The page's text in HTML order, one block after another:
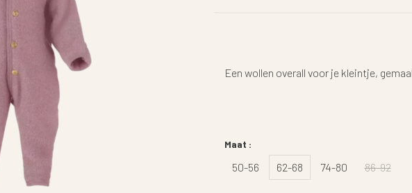
Een wollen overall voor je kleintje,
Maat :
50-56 62-68 74-80 86-92